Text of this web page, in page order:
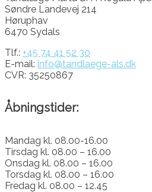
Søndre Landevej 214
Høruphav
6470 Sydals
Tlf.: +45 74 41 52 30
E-mail: info@tandlaege-als.dk
CVR: 35250867
Åbningstider:
Mandag kl. 08.00-16.00
Tirsdag kl. 08.00 – 16.00
Onsdag kl. 08.00 – 16.00
Torsdag kl. 08.00 – 16.00
Fredag kl. 08.00 – 12.45